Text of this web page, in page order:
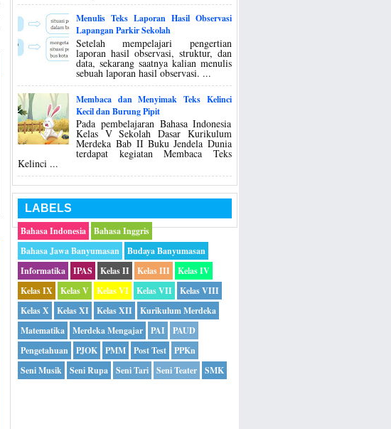
Menulis Teks Laporan Hasil Observasi
Lapangan Parkir Sekolah
Setelah mempelajari pengertian
laporan hasil observasi, struktur, dan
data, sekarang saatnya kalian menulis
sebuah laporan hasil observasi. ...
Membaca dan Menyimak Teks Kelinci
Kecil dan Burung Pipit
Pada pembelajaran Bahasa Indonesia
Kelas V Sekolah Dasar Kurikulum
Merdeka Bab II Buku Jendela Dunia
terdapat kegiatan Membaca Teks
Kelinci ...
LABELS
Bahasa Indonesia
Bahasa Inggris
Bahasa Jawa Banyumasan
Budaya Banyumasan
Informatika
IPAS Kelas II Kelas III
Kelas IV
Kelas IX
Kelas V Kelas VI Kelas VII
Kelas VIII
Kelas X
Kelas XI Kelas XII
Kurikulum Merdeka
Matematika
Merdeka Mengajar PAI
PAUD
Pengetahuan
PJOK PMM Post Test
PPKn
Seni Musik
Seni Rupa Seni Tari Seni Teater SMK